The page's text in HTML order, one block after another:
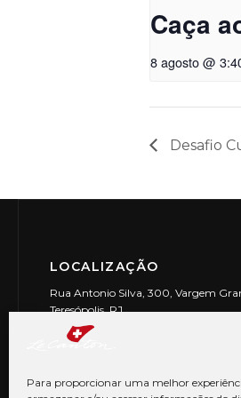
Para proporcionar uma melhor
Caça
8 agosto @
Desafio
LOCALIZAÇÃO
Rua Antonio Silva, 300, Vargem
Teresópolis, RJ
CEP: 25990-150